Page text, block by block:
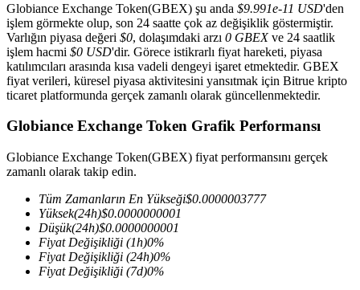
Kripto Para Vadeli İşlemleri
TradFi
Hisse senetleri, döviz, değerli metaller ve emtia türevleri
Globiance Exchange Token(GBEX) şu anda $9.991e-11 USD'den
işlem görmekte olup, son 24 saatte çok az değişiklik göstermiştir.
Varlığın piyasa değeri $0, dolaşımdaki arzı 0 GBEXve 24 saatlik
işlem hacmi $0 USD'dir. Görece istikrarlı fiyat hareketi, piyasa
katılımcıları arasında kısa vadeli dengeyi işaret etmektedir. GBEX
fiyat verileri, küresel piyasa aktivitesini yansıtmak için Bitrue kripto
ticaret platformunda gerçek zamanlı olarak güncellenmektedir.
Globiance Exchange Token Grafik Performansı
Globiance Exchange Token(GBEX) fiyat performansını gerçek
zamanlı olarak takip edin.
Tüm Zamanların En Yükseği$0.0000003777
Yüksek(24h)$0.0000000001
Düşük(24h)$0.0000000001
Fiyat Değişikliği (1h)0%
Fiyat Değişikliği (24h)0%
Fiyat Değişikliği (7d)0%